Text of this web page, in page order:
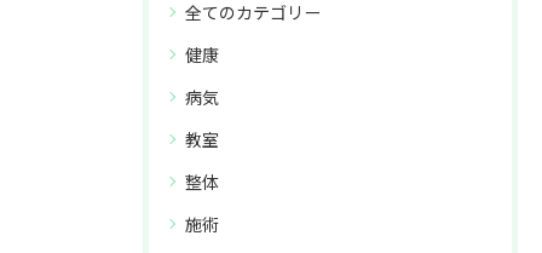
全てのカテゴリー
健康
病気
教室
整体
施術